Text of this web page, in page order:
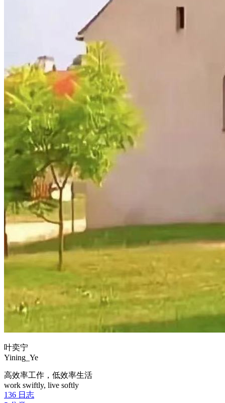
叶奕宁
Yining_Ye
高效率工作，低效率生活
work swiftly, live softly
136 日志